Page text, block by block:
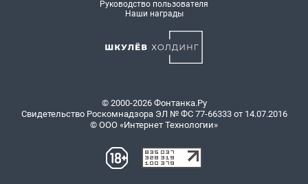
Руководство пользователя
Наши награды
© 2000-2026 Фонтанка.Ру
Свидетельство Роскомнадзора ЭЛ № ФС 77-66333 от 14.07.2016
© ООО «Интернет Технологии»